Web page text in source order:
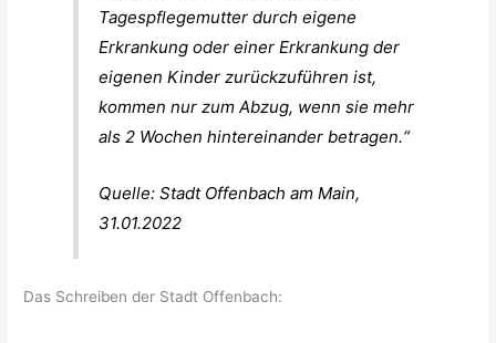
Tagespflegemutter durch eigene
Erkrankung oder einer Erkrankung der
eigenen Kinder zurückzuführen ist,
kommen nur zum Abzug, wenn sie mehr
als 2 Wochen hintereinander betragen.“
Quelle: Stadt Offenbach am Main,
31.01.2022
Das Schreiben der Stadt Offenbach: